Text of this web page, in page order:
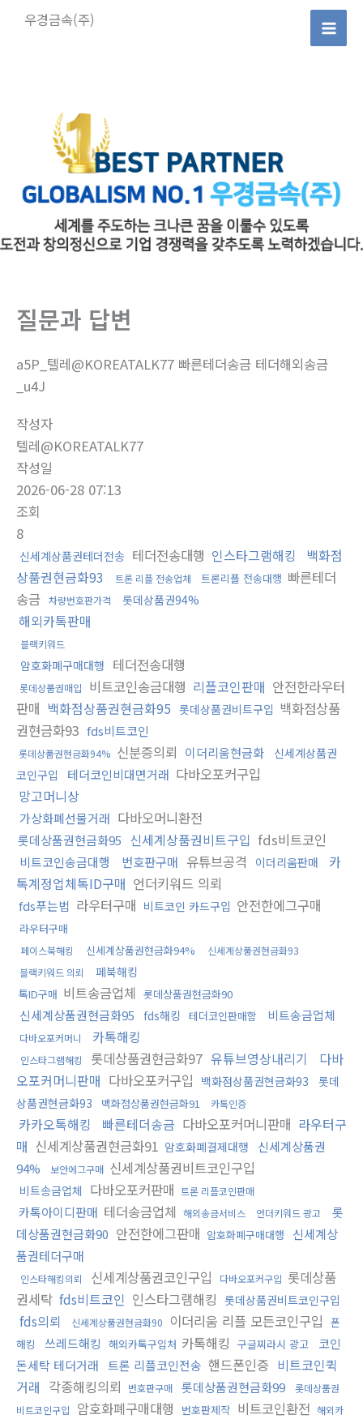
우경금속(주)
Main
질문과 답변
a5P_텔레@KOREATALK77 빠른테더송금 테더해외송금
_u4J
작성자
텔레@KOREATALK77
작성일
2026-06-28 07:13
조회
8
신세계상품권테더전송 테더전송대행 인스타그램해킹
백화점
상품권현금화93
트론 리플 전송업체 트론리플 전송대행 빠른테더
송금 차량번호판가격 롯데상품권94%
해외카톡판매
블랙키워드
암호화폐구매대행 테더전송대행
롯데상품권매입 비트코인송금대행 리플코인판매 안전한라우터
판매 백화점상품권현금화95 롯데상품권비트구입 백화점상품
권현금화93 fds비트코인
롯데상품권현금화94% 신분증의뢰 이더리움현금화
신세계상품권
코인구입
테더코인비대면거래 다바오포커구입
망고머니상
가상화폐선물거래 다바오머니환전
롯데상품권현금화95 신세계상품권비트구입 fds비트코인
비트코인송금대행 번호판구매 유튜브공격 이더리움판매
카
톡계정업체톡ID구매 언더키워드 의뢰
fds푸는법 라우터구매 비트코인 카드구입 안전한에그구매
라우터구매
페이스북해킹 신세계상품권현금화94%
신세계상품권현금화93
블랙키워드 의뢰
페북해킹
톡ID구매 비트송금업체 롯데상품권현금화90
신세계상품권현금화95 fds해킹 테더코인판매함 비트송금업체
다바오포커머니 카톡해킹
인스타그램해킹 롯데상품권현금화97 유튜브영상내리기
다바
오포커머니판매 다바오포커구입 백화점상품권현금화93
롯데
상품권현금화93
백화점상품권현금화91 카톡인증
카카오톡해킹 빠른테더송금 다바오포커머니판매 라우터구
매 신세계상품권현금화91 암호화폐결제대행
신세계상품권
94%
보안에그구매 신세계상품권비트코인구입
비트송금업체 다바오포커판매 트론 리플코인판매
카톡아이디판매 테더송금업체 해외송금서비스 언더키워드 광고
롯
데상품권현금화90 안전한에그판매 암호화폐구매대행
신세계상
품권테더구매
인스타해킹의뢰 신세계상품권코인구입 다바오포커구입 롯데상품
권세탁 fds비트코인 인스타그램해킹 롯데상품권비트코인구입
fds의뢰 신세계상품권현금화90 이더리움 리플 모든코인구입 폰
해킹
쓰레드해킹 해외카톡구입처 카톡해킹 구글찌라시 광고
코인
돈세탁 테더거래 트론 리플코인전송 핸드폰인증 비트코인퀵
거래 각종해킹의뢰 번호판구매 롯데상품권현금화99
롯데상품권
비트코인구입
암호화폐구매대행 번호판제작 비트코인환전 해외카